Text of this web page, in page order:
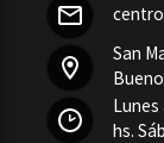
San
Lunes
hs.